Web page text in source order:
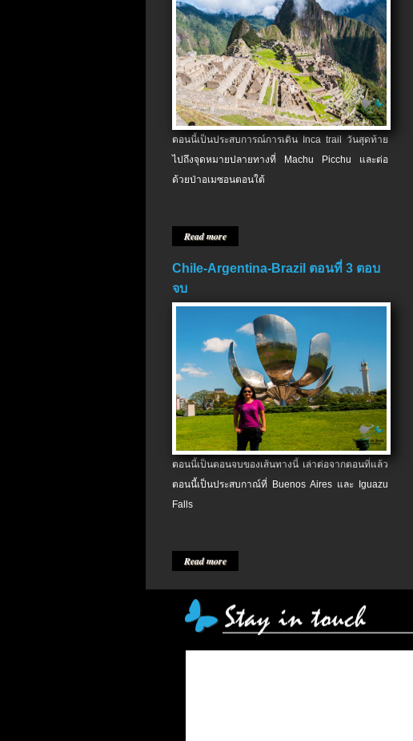
ตอนนี้เป็นประสบการณ์การเดิน Inca trail วันสุดท้าย
ไปถึงจุดหมายปลายทางที่ Machu Picchu และต่อ
ด้วยป่าอเมซอนตอนใต้
Read more
Chile-Argentina-Brazil ตอนที่ 3 ตอบ
จบ
ตอนนี้เป็นตอนจบของเส้นทางนี้ เล่าต่อจากตอนที่แล้ว
ตอนนี้เป็นประสบกาณ์ที่ Buenos Aires และ Iguazu
Falls
Read more